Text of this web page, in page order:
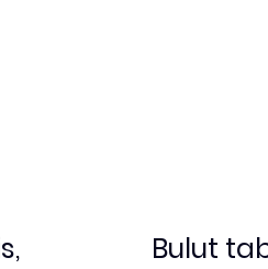
Bulut